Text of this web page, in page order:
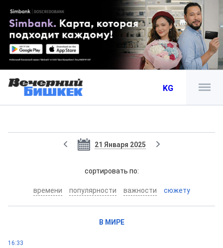
KG
21 Января 2025
cортировать по:
времени популярности важности сюжету
В МИРЕ
16:33